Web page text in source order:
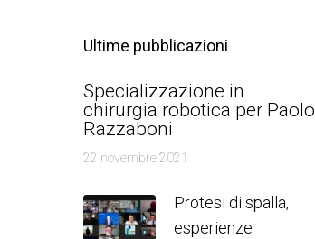
Ultime pubblicazioni
Specializzazione in
chirurgia robotica per Paolo
Razzaboni
22 novembre 2021
Protesi di spalla,
esperienze